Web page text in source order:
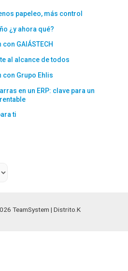
papeleo, más control
¿y ahora qué?
GAIÁSTECH
al alcance de todos
Grupo Ehlis
en un ERP: clave para un
ti
TeamSystem | Distrito.K